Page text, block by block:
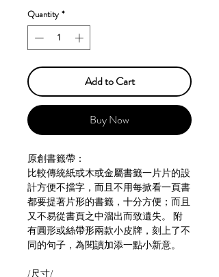
Quantity *
Add to Cart
Buy Now
原創書籤帶：
比較傳統紙或木或金屬書籤一片片的設
計方便不擋字，而且不用每掀看一頁書
都要提著片形的書籤，十分方便；而且
又不易從書頁之中溜出而致遺失。 附
有圓形或絲帶形兩款小皮牌，刻上了不
同的句子，為閱讀加添一點小新意。
/尺寸/